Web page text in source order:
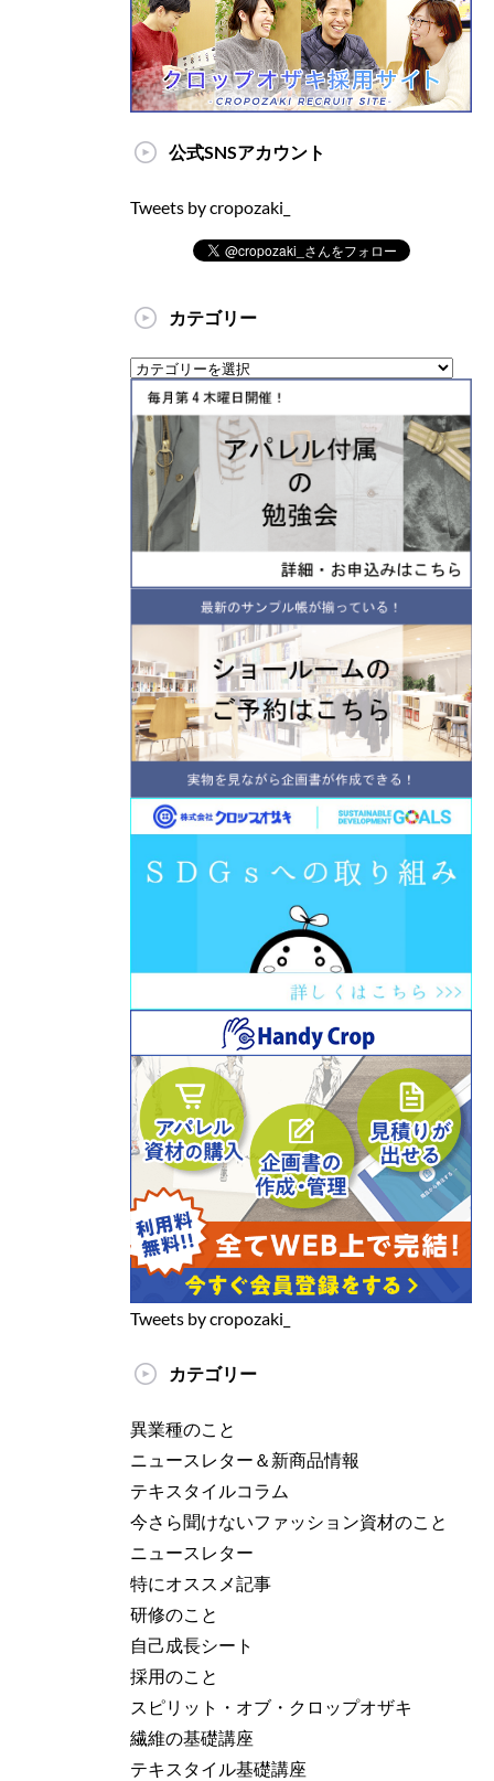
公式SNSアカウント
Tweets by cropozaki_
カテゴリー
Tweets by cropozaki_
カテゴリー
異業種のこと
ニュースレター＆新商品情報
テキスタイルコラム
今さら聞けないファッション資材のこと
ニュースレター
特にオススメ記事
研修のこと
自己成長シート
採用のこと
スピリット・オブ・クロップオザキ
繊維の基礎講座
テキスタイル基礎講座